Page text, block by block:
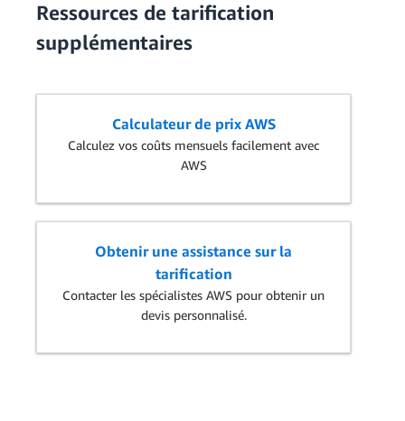
Ressources de tarification
supplémentaires
Calculateur de prix AWS
Calculez vos coûts mensuels facilement avec
AWS
Obtenir une assistance sur la
tarification
Contacter les spécialistes AWS pour obtenir un
devis personnalisé.